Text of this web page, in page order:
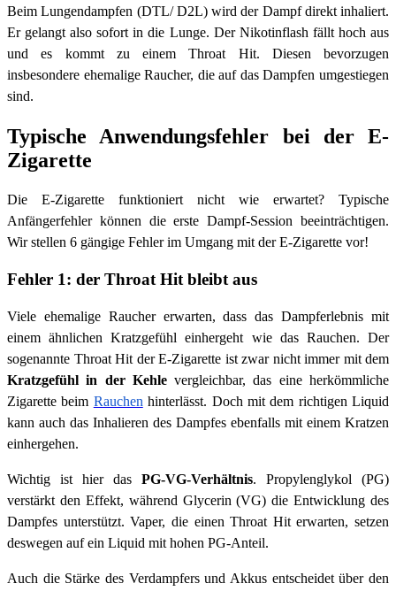
Beim Lungendampfen (DTL/ D2L) wird der Dampf direkt inhaliert.
Er gelangt also sofort in die Lunge. Der Nikotinflash fällt hoch aus
und es kommt zu einem Throat Hit. Diesen bevorzugen
insbesondere ehemalige Raucher, die auf das Dampfen umgestiegen
sind.
Typische Anwendungsfehler bei der E-
Zigarette
Die E-Zigarette funktioniert nicht wie erwartet? Typische
Anfängerfehler können die erste Dampf-Session beeinträchtigen.
Wir stellen 6 gängige Fehler im Umgang mit der E-Zigarette vor!
Fehler 1: der Throat Hit bleibt aus
Viele ehemalige Raucher erwarten, dass das Dampferlebnis mit
einem ähnlichen Kratzgefühl einhergeht wie das Rauchen. Der
sogenannte Throat Hit der E-Zigarette ist zwar nicht immer mit dem
Kratzgefühl in der Kehlevergleichbar, das eine herkömmliche
Zigarette beim Rauchen hinterlässt. Doch mit dem richtigen Liquid
kann auch das Inhalieren des Dampfes ebenfalls mit einem Kratzen
einhergehen.
Wichtig ist hier das PG-VG-Verhältnis. Propylenglykol (PG)
verstärkt den Effekt, während Glycerin (VG) die Entwicklung des
Dampfes unterstützt. Vaper, die einen Throat Hit erwarten, setzen
deswegen auf ein Liquid mit hohen PG-Anteil.
Auch die Stärke des Verdampfers und Akkus entscheidet über den